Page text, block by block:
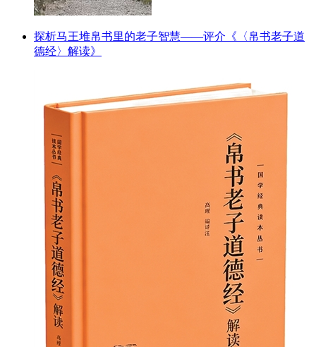
探析马王堆帛书里的老子智慧——评介《〈帛书老子道
德经〉解读》